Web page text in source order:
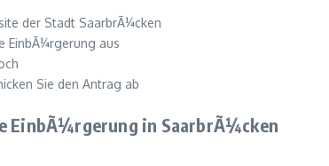
der Stadt SaarbrÃ¼cken
EinbÃ¼rgerung aus
Sie den Antrag ab
EinbÃ¼rgerung in SaarbrÃ¼cken